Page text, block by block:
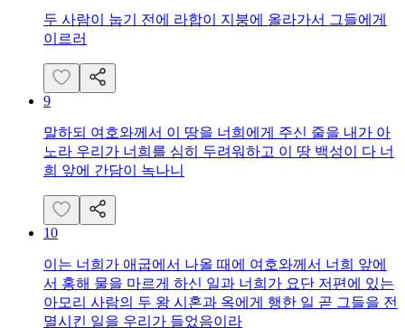
두 사람이 눕기 전에 라합이 지붕에 올라가서 그들에게
이르러
9
말하되 여호와께서 이 땅을 너희에게 주신 줄을 내가 아
노라 우리가 너희를 심히 두려워하고 이 땅 백성이 다 너
희 앞에 간담이 녹나니
10
이는 너희가 애굽에서 나올 때에 여호와께서 너희 앞에
서 홍해 물을 마르게 하신 일과 너희가 요단 저편에 있는
아모리 사람의 두 왕 시혼과 옥에게 행한 일 곧 그들을 전
멸시킨 일을 우리가 들었음이라